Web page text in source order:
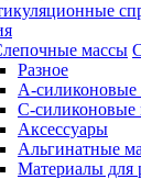
Разное
А-силиконовые
С-силиконовые
Аксессуары
Альгинатные
Материалы для